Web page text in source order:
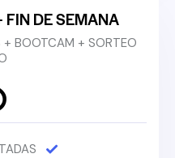
FIN DE SEMANA
+ BOOTCAM + SORTEO